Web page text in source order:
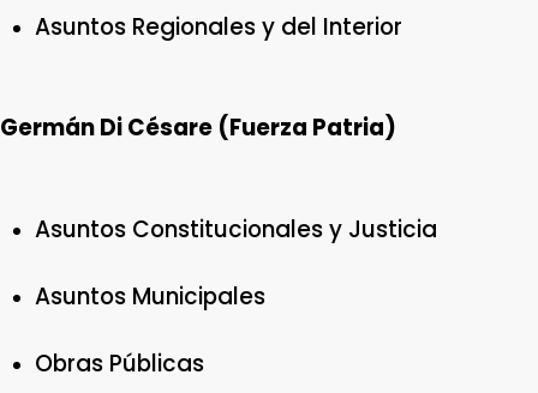
Asuntos Regionales y del Interior
Germán Di Césare (Fuerza Patria)
Asuntos Constitucionales y Justicia
Asuntos Municipales
Obras Públicas